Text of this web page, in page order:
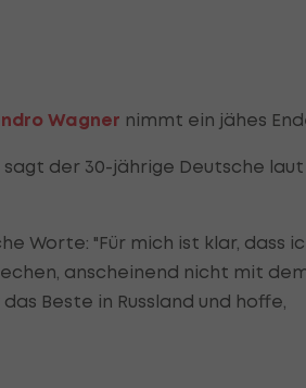
Wagner nimmt ein jähes
der 30-jährige Deutsche laut
Worte: "Für mich ist klar, dass
anscheinend nicht mit
Beste in Russland und hoffe,